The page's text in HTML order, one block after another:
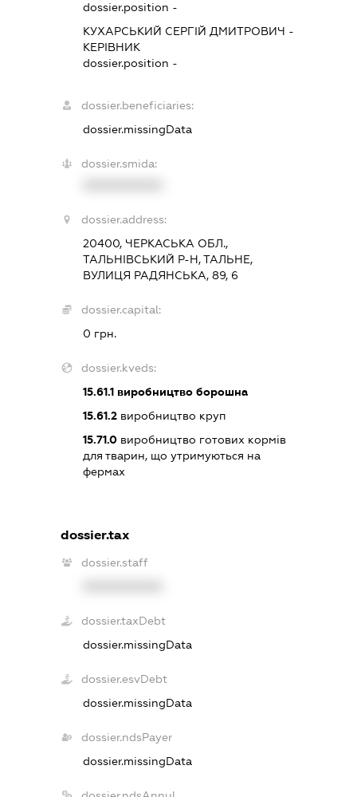
dossier.position -
КУХАРСЬКИЙ СЕРГІЙ ДМИТРОВИЧ -
КЕРІВНИК
dossier.position -
dossier.beneficiaries:
dossier.missingData
dossier.smida:
dossier.address:
20400, ЧЕРКАСЬКА ОБЛ.,
ТАЛЬНІВСЬКИЙ Р-Н, ТАЛЬНЕ,
ВУЛИЦЯ РАДЯНСЬКА, 89, 6
dossier.capital:
0 грн.
dossier.kveds:
15.61.1 виробництво борошна
15.61.2 виробництво круп
15.71.0 виробництво готових кормів
для тварин, що утримуються на
фермах
dossier.tax
dossier.staff
dossier.taxDebt
dossier.missingData
dossier.esvDebt
dossier.missingData
dossier.ndsPayer
dossier.missingData